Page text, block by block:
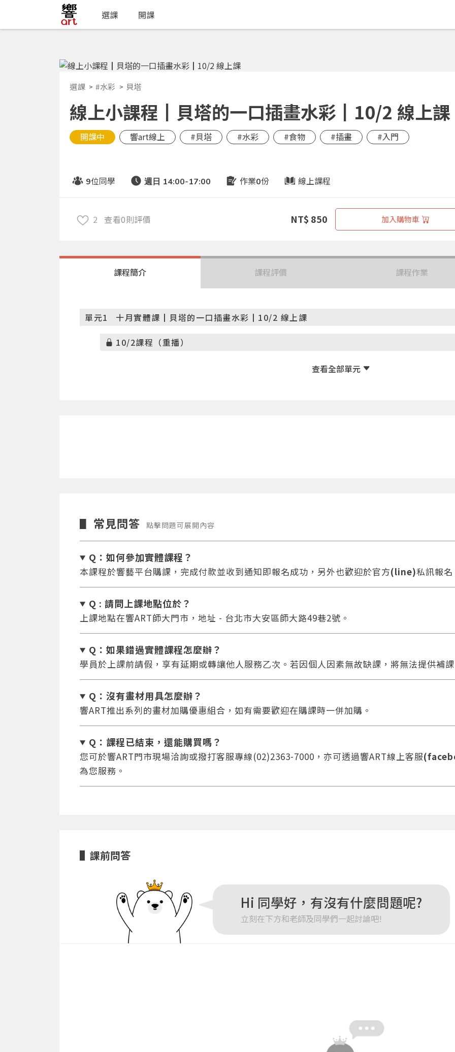
選課 開課
註冊
重設密碼
取消
選課 #水彩 貝塔
線上小課程┃貝塔的一口插畫水彩┃10/2 線上課
開課中 響art線上 #貝塔 #水彩 #食物 #插畫 #入門
9位同學 週日 14:00-17:00 作業0份 線上課程
2 查看0則評價 NT$ 850 加入購物車
課程簡介 課程評價 課程作業
單元1 十月實體課┃貝塔的一口插畫水彩┃10/2 線上課
10/2課程（重播）
▋ 常見問答 點擊問題可展開內容
Q：如何參加實體課程？
本課程於響藝平台購課，完成付款並收到通知即報名成功，另外也歡迎於官方(line)私訊報
Q : 請問上課地點位於？
上課地點在響ART師大門市，地址 - 台北市大安區師大路49巷2號。
Q：如果錯過實體課程怎麼辦？
學員於上課前請假，享有延期或轉讓他人服務乙次。若因個人因素無故缺課，將無法提供補
Q：沒有畫材用具怎麼辦？
響ART推出系列的畫材加購優惠組合，如有需要歡迎在購課時一併加購。
Q：課程已結束，還能購買嗎？
您可於響ART門市現場洽詢或撥打客服專線(02)2363-7000，亦可透過響ART線上客服
為您服務。
課前問答
Hi 同學好，有沒有什麼問題呢?
立刻在下方和老師及同學們一起討論吧!